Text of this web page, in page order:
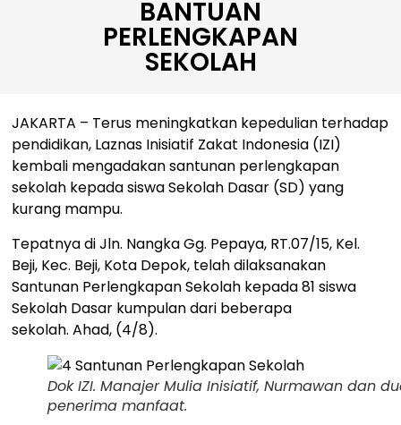
BANTUAN
PERLENGKAPAN
SEKOLAH
JAKARTA – Terus meningkatkan kepedulian terhadap
pendidikan, Laznas Inisiatif Zakat Indonesia (IZI)
kembali mengadakan santunan perlengkapan
sekolah kepada siswa Sekolah Dasar (SD) yang
kurang mampu.
Tepatnya di Jln. Nangka Gg. Pepaya, RT.07/15, Kel.
Beji, Kec. Beji, Kota Depok, telah dilaksanakan
Santunan Perlengkapan Sekolah kepada 81 siswa
Sekolah Dasar kumpulan dari beberapa
sekolah. Ahad, (4/8).
Dok IZI. Manajer Mulia Inisiatif, Nurmawan dan
penerima manfaat.